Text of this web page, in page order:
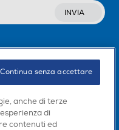
INVIA
anche di terze
di
contenuti ed
senza accettare